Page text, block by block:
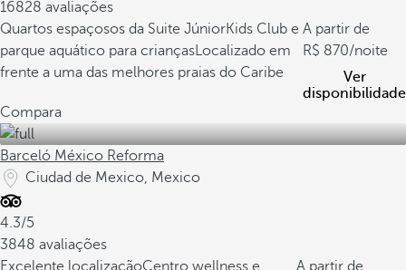
16828 avaliações
Quartos espaçosos da Suite JúniorKids Club e
parque aquático para criançasLocalizado em
frente a uma das melhores praias do Caribe
A partir de
870/noite
Ver
disponibilidade
Compara
Barceló México Reforma
Ciudad de Mexico, Mexico
4.3/5
3848 avaliações
Excelente localizaçãoCentro wellness e
A partir de